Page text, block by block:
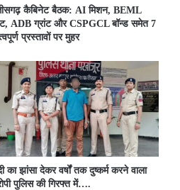
कैबिनेट बैठक: AI मिशन, BEML
ADB ग्रांट और CSPGCL बॉन्ड समेत 7
प्रस्तावों पर मुहर
का झांसा देकर वर्षों तक दुष्कर्म करने वाला
पुलिस की गिरफ्त में….